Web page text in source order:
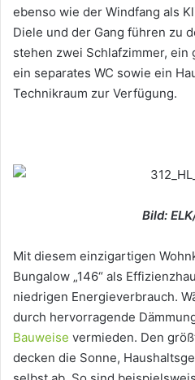
ebenso wie der Windfang als
Diele und der Gang führen zu
stehen zwei Schlafzimmer, ein
ein separates WC sowie ein
Technikraum zur Verfügung.
Bild:
Mit diesem einzigartigen
Bungalow „146“ als
niedrigen Energieverbrauch.
durch hervorragende
Bauweise vermieden. Den
decken die Sonne,